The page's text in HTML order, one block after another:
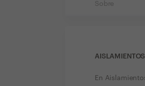
Sobre
En